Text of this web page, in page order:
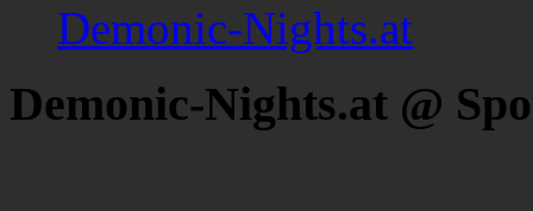
Demonic-Nights.at
Demonic-Nights.at @